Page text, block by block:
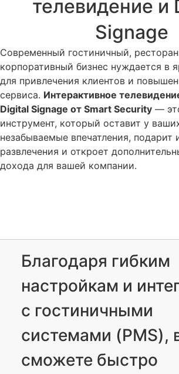
телевидение и
Signage
Современный гостиничный,
корпоративный бизнес нуждается в
для привлечения клиентов и
сервиса. Интерактивное
Digital Signage от Smart Security —
инструмент, который оставит у
незабываемые впечатления,
развлечения и откроет
дохода для вашей компании.
Благодаря гибким
настройкам и
с гостиничными
системами (PMS),
сможете быстро